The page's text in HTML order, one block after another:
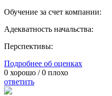
Обучение за счет компании:
Адекватность начальства:
Перспективы:
Подробнее об оценках
0 хорошо /0 плохо
ответить